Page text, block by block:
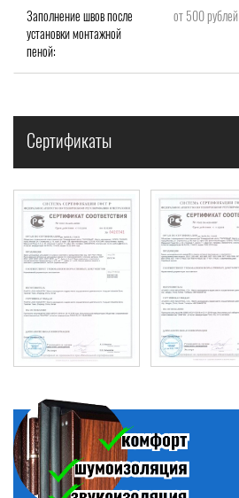
Заполнение швов после
установки монтажной
пеной:
от 500 рублей
Сертификаты